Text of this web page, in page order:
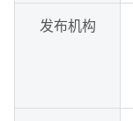
发布机构